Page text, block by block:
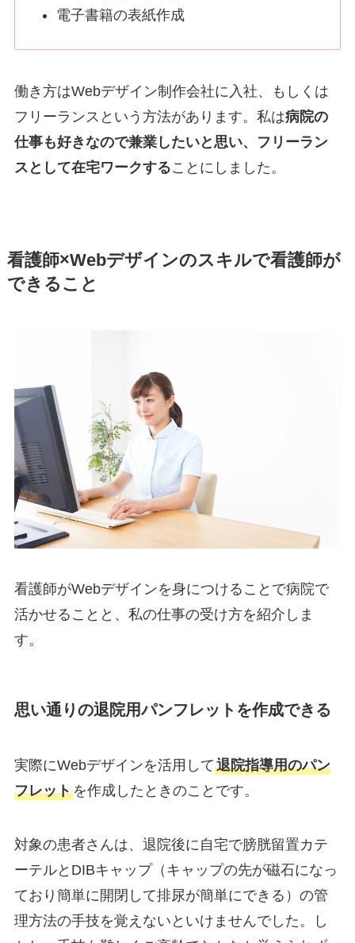
電子書籍の表紙作成
働き方はWebデザイン制作会社に入社、もしくは
フリーランスという方法があります。私は病院の
仕事も好きなので兼業したいと思い、フリーラン
スとして在宅ワークすることにしました。
看護師×Webデザインのスキルで看護師が
できること
看護師がWebデザインを身につけることで病院で
活かせることと、私の仕事の受け方を紹介しま
す。
思い通りの退院用パンフレットを作成できる
実際にWebデザインを活用して退院指導用のパン
フレットを作成したときのことです。
対象の患者さんは、退院後に自宅で膀胱留置カテ
ーテルとDIBキャップ（キャップの先が磁石になっ
ており簡単に開閉して排尿が簡単にできる）の管
理方法の手技を覚えないといけませんでした。し